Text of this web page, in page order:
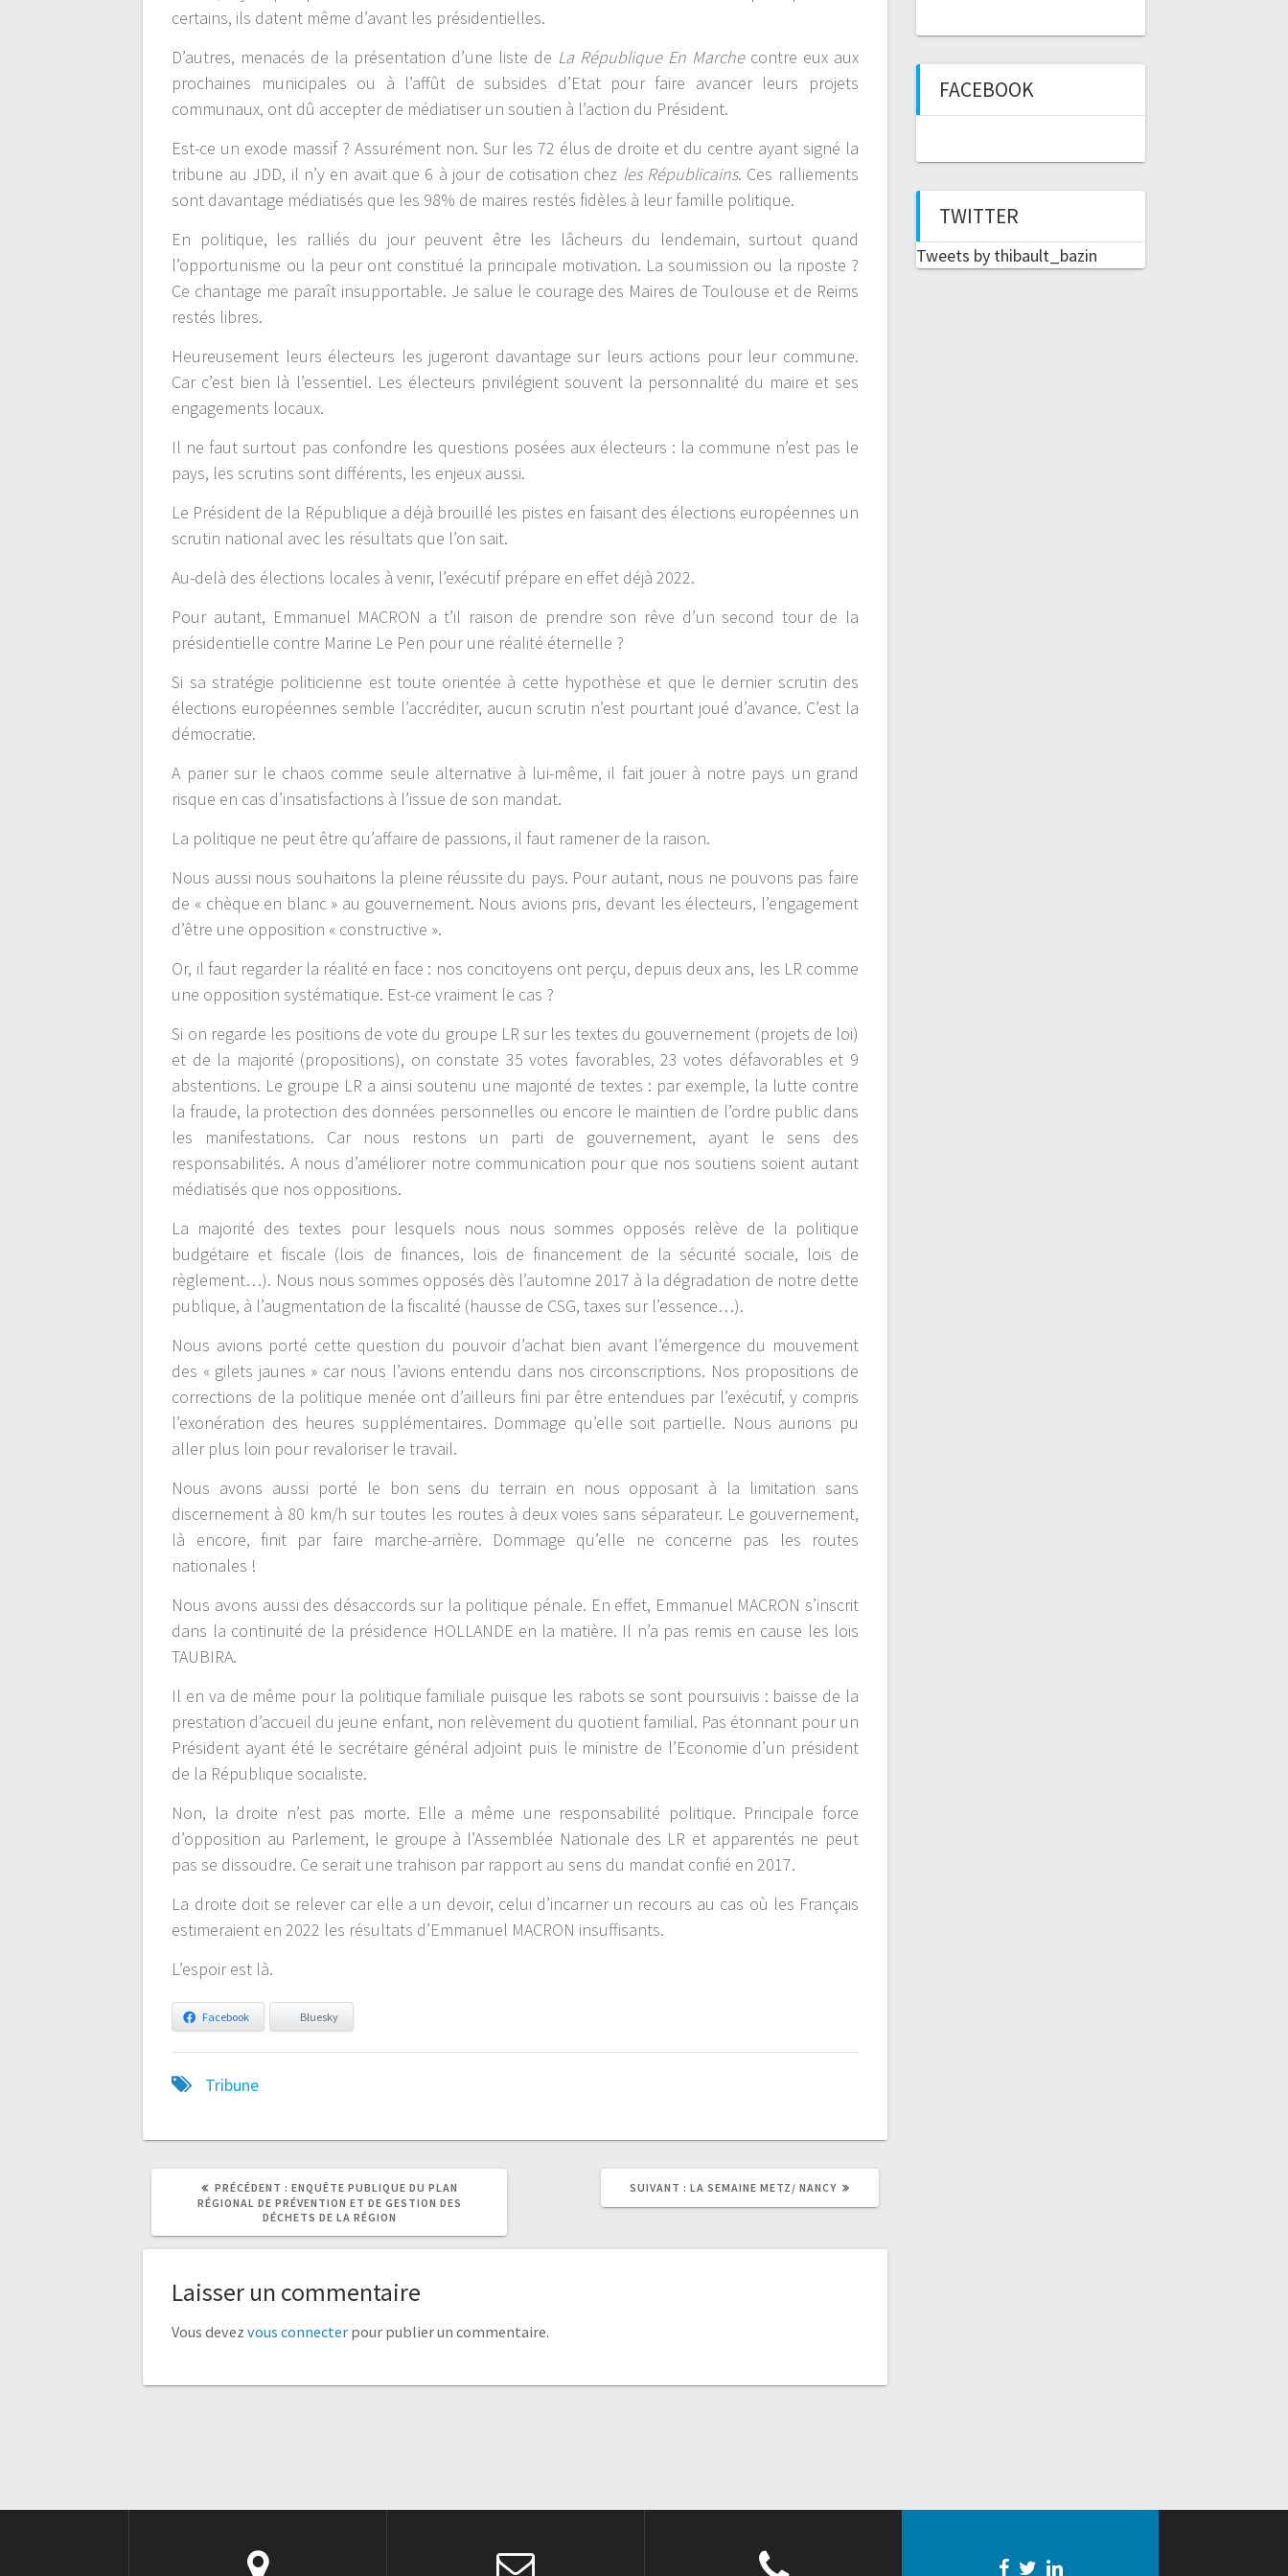
certains, ils datent même d’avant les présidentielles.
D’autres, menacés de la présentation d’une liste de La République En Marchecontre eux aux
prochaines municipales ou à l’affût de subsides d’Etat pour faire avancer leurs projets
communaux, ont dû accepter de médiatiser un soutien à l’action du Président.
Est-ce un exode massif ? Assurément non. Sur les 72 élus de droite et du centre ayant signé la
tribune au JDD, il n’y en avait que 6 à jour de cotisation chez les Républicains. Ces ralliements
sont davantage médiatisés que les 98% de maires restés fidèles à leur famille politique.
En politique, les ralliés du jour peuvent être les lâcheurs du lendemain, surtout quand
l’opportunisme ou la peur ont constitué la principale motivation. La soumission ou la riposte ?
Ce chantage me paraît insupportable. Je salue le courage des Maires de Toulouse et de Reims
restés libres.
Heureusement leurs électeurs les jugeront davantage sur leurs actions pour leur commune.
Car c’est bien là l’essentiel. Les électeurs privilégient souvent la personnalité du maire et ses
engagements locaux.
Il ne faut surtout pas confondre les questions posées aux électeurs : la commune n’est pas le
pays, les scrutins sont différents, les enjeux aussi.
Le Président de la République a déjà brouillé les pistes en faisant des élections européennes un
scrutin national avec les résultats que l’on sait.
Au-delà des élections locales à venir, l’exécutif prépare en effet déjà 2022.
Pour autant, Emmanuel MACRON a t’il raison de prendre son rêve d’un second tour de la
présidentielle contre Marine Le Pen pour une réalité éternelle ?
Si sa stratégie politicienne est toute orientée à cette hypothèse et que le dernier scrutin des
élections européennes semble l’accréditer, aucun scrutin n’est pourtant joué d’avance. C’est la
démocratie.
A parier sur le chaos comme seule alternative à lui-même, il fait jouer à notre pays un grand
risque en cas d’insatisfactions à l’issue de son mandat.
La politique ne peut être qu’affaire de passions, il faut ramener de la raison.
Nous aussi nous souhaitons la pleine réussite du pays. Pour autant, nous ne pouvons pas faire
de « chèque en blanc » au gouvernement. Nous avions pris, devant les électeurs, l’engagement
d’être une opposition « constructive ».
Or, il faut regarder la réalité en face : nos concitoyens ont perçu, depuis deux ans, les LR comme
une opposition systématique. Est-ce vraiment le cas ?
Si on regarde les positions de vote du groupe LR sur les textes du gouvernement (projets de loi)
et de la majorité (propositions), on constate 35 votes favorables, 23 votes défavorables et 9
abstentions. Le groupe LR a ainsi soutenu une majorité de textes : par exemple, la lutte contre
la fraude, la protection des données personnelles ou encore le maintien de l’ordre public dans
les manifestations. Car nous restons un parti de gouvernement, ayant le sens des
responsabilités. A nous d’améliorer notre communication pour que nos soutiens soient autant
médiatisés que nos oppositions.
La majorité des textes pour lesquels nous nous sommes opposés relève de la politique
budgétaire et fiscale (lois de finances, lois de financement de la sécurité sociale, lois de
règlement…). Nous nous sommes opposés dès l’automne 2017 à la dégradation de notre dette
publique, à l’augmentation de la fiscalité (hausse de CSG, taxes sur l’essence…).
Nous avions porté cette question du pouvoir d’achat bien avant l’émergence du mouvement
des « gilets jaunes » car nous l’avions entendu dans nos circonscriptions. Nos propositions de
corrections de la politique menée ont d’ailleurs fini par être entendues par l’exécutif, y compris
l’exonération des heures supplémentaires. Dommage qu’elle soit partielle. Nous aurions pu
aller plus loin pour revaloriser le travail.
Nous avons aussi porté le bon sens du terrain en nous opposant à la limitation sans
discernement à 80 km/h sur toutes les routes à deux voies sans séparateur. Le gouvernement,
là encore, finit par faire marche-arrière. Dommage qu’elle ne concerne pas les routes
nationales !
Nous avons aussi des désaccords sur la politique pénale. En effet, Emmanuel MACRON s’inscrit
dans la continuité de la présidence HOLLANDE en la matière. Il n’a pas remis en cause les lois
TAUBIRA.
Il en va de même pour la politique familiale puisque les rabots se sont poursuivis : baisse de la
prestation d’accueil du jeune enfant, non relèvement du quotient familial. Pas étonnant pour un
Président ayant été le secrétaire général adjoint puis le ministre de l’Economie d’un président
de la République socialiste.
Non, la droite n’est pas morte. Elle a même une responsabilité politique. Principale force
d’opposition au Parlement, le groupe à l’Assemblée Nationale des LR et apparentés ne peut
pas se dissoudre. Ce serait une trahison par rapport au sens du mandat confié en 2017.
La droite doit se relever car elle a un devoir, celui d’incarner un recours au cas où les Français
estimeraient en 2022 les résultats d’Emmanuel MACRON insuffisants.
L’espoir est là.
Facebook Bluesky
Tribune
PRÉCÉDENT :
ARTICLE
PRÉCÉDENT
ENQUÊTE PUBLIQUE DU PLAN
RÉGIONAL DE PRÉVENTION ET DE GESTION DES
DÉCHETS DE LA RÉGION
SUIVANT :
ARTICLE
LA SEMAINE METZ/ NANCY
Laisser un commentaire
Vous devezvous connecter pour publier un commentaire.
FACEBOOK
TWITTER
Tweets by thibault_bazin